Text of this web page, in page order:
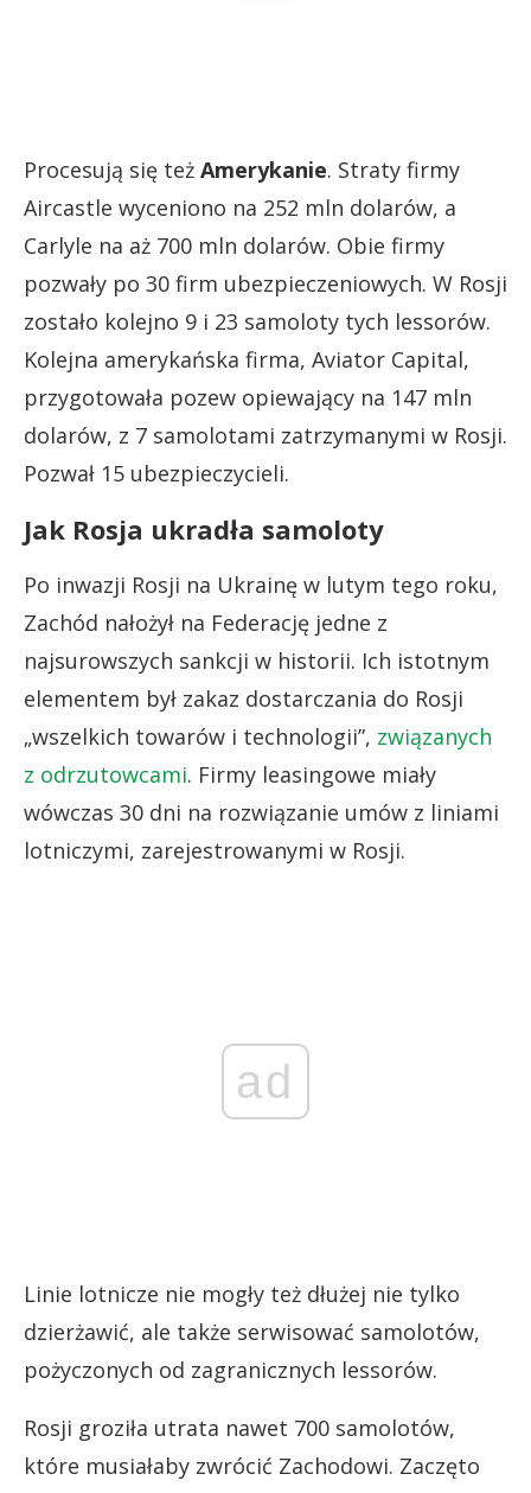
Procesują się też Amerykanie. Straty firmy
Aircastle wyceniono na 252 mln dolarów, a
Carlyle na aż 700 mln dolarów. Obie firmy
pozwały po 30 firm ubezpieczeniowych. W Rosji
zostało kolejno 9 i 23 samoloty tych lessorów.
Kolejna amerykańska firma, Aviator Capital,
przygotowała pozew opiewający na 147 mln
dolarów, z 7 samolotami zatrzymanymi w Rosji.
Pozwał 15 ubezpieczycieli.
Jak Rosja ukradła samoloty
Po inwazji Rosji na Ukrainę w lutym tego roku,
Zachód nałożył na Federację jedne z
najsurowszych sankcji w historii. Ich istotnym
elementem był zakaz dostarczania do Rosji
„wszelkich towarów i technologii”, związanych
z odrzutowcami. Firmy leasingowe miały
wówczas 30 dni na rozwiązanie umów z liniami
lotniczymi, zarejestrowanymi w Rosji.
ad
Linie lotnicze nie mogły też dłużej nie tylko
dzierżawić, ale także serwisować samolotów,
pożyczonych od zagranicznych lessorów.
Rosji groziła utrata nawet 700 samolotów,
które musiałaby zwrócić Zachodowi. Zaczęto